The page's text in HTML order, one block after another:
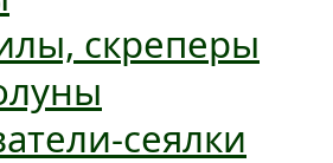
скреперы
сеялки